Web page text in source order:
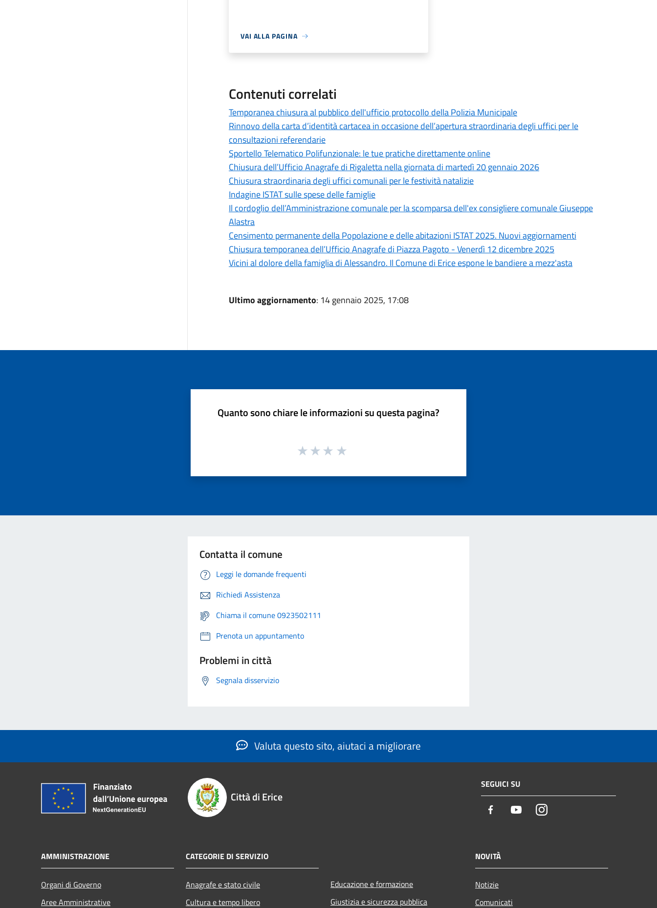
VAI ALLA PAGINA
Contenuti correlati
Temporanea chiusura al pubblico dell'ufficio protocollo della Polizia Municipale
Rinnovo della carta d’identità cartacea in occasione dell’apertura straordinaria degli uffici per le
consultazioni referendarie
Sportello Telematico Polifunzionale: le tue pratiche direttamente online
Chiusura dell’Ufficio Anagrafe di Rigaletta nella giornata di martedì 20 gennaio 2026
Chiusura straordinaria degli uffici comunali per le festività natalizie
Indagine ISTAT sulle spese delle famiglie
Il cordoglio dell’Amministrazione comunale per la scomparsa dell'ex consigliere comunale Giuseppe
Alastra
Censimento permanente della Popolazione e delle abitazioni ISTAT 2025. Nuovi aggiornamenti
Chiusura temporanea dell’Ufficio Anagrafe di Piazza Pagoto - Venerdì 12 dicembre 2025
Vicini al dolore della famiglia di Alessandro. Il Comune di Erice espone le bandiere a mezz'asta
Ultimo aggiornamento: 14 gennaio 2025, 17:08
Quanto sono chiare le informazioni su questa pagina?
Contatta il comune
Leggi le domande frequenti
Richiedi Assistenza
Chiama il comune 0923502111
Prenota un appuntamento
Problemi in città
Segnala disservizio
Valuta questo sito, aiutaci a migliorare
Città di Erice
SEGUICI SU
Facebook YoutubeInstagram
AMMINISTRAZIONE
Organi di Governo
Aree Amministrative
CATEGORIE DI SERVIZIO
Anagrafe e stato civile
Cultura e tempo libero
Educazione e formazione
Giustizia e sicurezza pubblica
NOVITÀ
Notizie
Comunicati